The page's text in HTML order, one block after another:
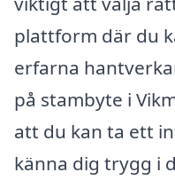
plattform där du
erfarna
på stambyte i
att du kan ta ett
känna dig trygg i